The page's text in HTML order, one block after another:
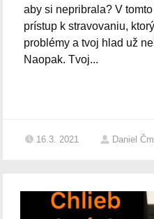
aby si nepribrala? V
prístup k stravovaniu,
problémy a tvoj hlad už
Naopak. Tvoj...
16.3. 2021 Daniel